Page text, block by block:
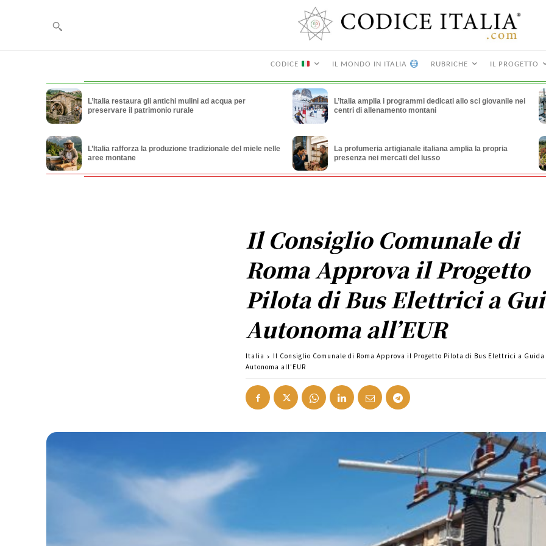
CODICE IL MONDO IN ITALIA RUBRICHE IL PROGETTO
L’Italia restaura gli antichi mulini ad acqua per
preservare il patrimonio rurale
L’Italia amplia i programmi dedicati allo sci giovanile nei
centri di allenamento montani
L’Italia rafforza la produzione tradizionale del miele nelle
aree montane
La profumeria artigianale italiana amplia la propria
presenza nei mercati del lusso
Il Consiglio Comunale di
Roma Approva il Progetto
Pilota di Bus Elettrici a
Autonoma all’EUR
Italia
Il Consiglio Comunale di Roma Approva il Progetto Pilota di Bus Elettrici a Guida
Autonoma all'EUR